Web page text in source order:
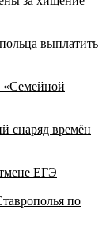
выплатить
«Семейной
снаряд времён
ЕГЭ
по